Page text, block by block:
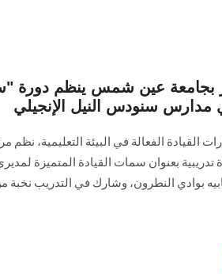
بجامعة عين شمس ينظم دورة
مدارس سنودس النيل الإنجيلي
القيادة الفعالة في البيئة التعليمية، نظم
بعنوان سمات القيادة المتميزة
بوادي النطرون، وشارك في التدريب نخبة